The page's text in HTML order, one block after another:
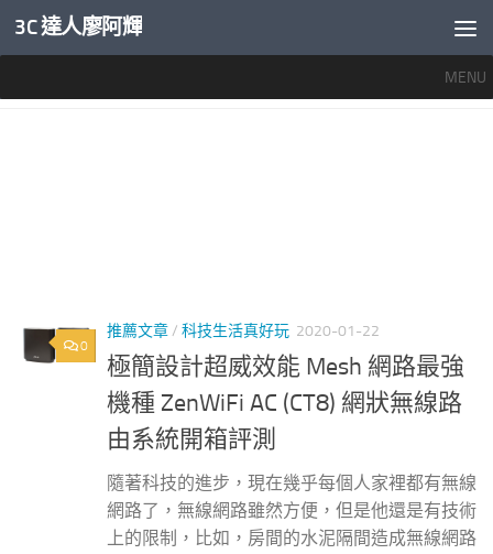
內文下方
3C 達人廖阿輝
MENU
0
推薦文章/ 科技生活真好玩 2020-01-22
極簡設計超威效能 Mesh 網路最強
機種 ZenWiFi AC (CT8) 網狀無線路
由系統開箱評測
隨著科技的進步，現在幾乎每個人家裡都有無線
網路了，無線網路雖然方便，但是他還是有技術
上的限制，比如，房間的水泥隔間造成無線網路